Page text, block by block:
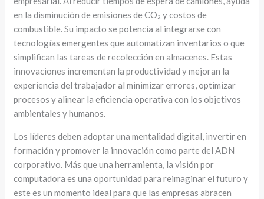
en la disminución de emisiones de CO₂ y costos de
combustible. Su impacto se potencia al integrarse con
tecnologías emergentes que automatizan inventarios o que
simplifican las tareas de recolección en almacenes. Estas
innovaciones incrementan la productividad y mejoran la
experiencia del trabajador al minimizar errores, optimizar
procesos y alinear la eficiencia operativa con los objetivos
ambientales y humanos.
Los líderes deben adoptar una mentalidad digital, invertir en
formación y promover la innovación como parte del ADN
corporativo. Más que una herramienta, la visión por
computadora es una oportunidad para reimaginar el futuro y
este es un momento ideal para que las empresas abracen